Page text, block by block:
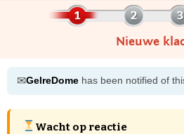
Nieuwe
✉GelreDome has been notified of
Wacht op reactie